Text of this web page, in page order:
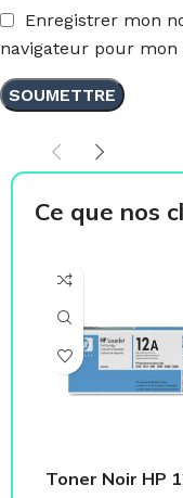
Enregistrer mon
navigateur pour
Ce que nos
Toner Noir HP